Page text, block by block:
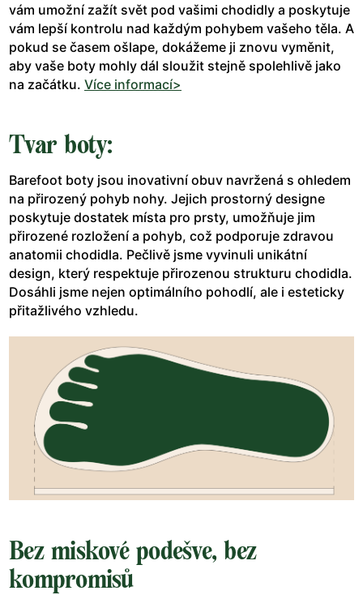
vám umožní zažít svět pod vašimi chodidly a poskytuje
vám lepší kontrolu nad každým pohybem vašeho těla. A
pokud se časem ošlape, dokážeme ji znovu vyměnit,
aby vaše boty mohly dál sloužit stejně spolehlivě jako
na začátku. Více informací>
Tvar boty:
Barefoot boty jsou inovativní obuv navržená s ohledem
na přirozený pohyb nohy. Jejich prostorný designe
poskytuje dostatek místa pro prsty, umožňuje jim
přirozené rozložení a pohyb, což podporuje zdravou
anatomii chodidla. Pečlivě jsme vyvinuli unikátní
design, který respektuje přirozenou strukturu chodidla.
Dosáhli jsme nejen optimálního pohodlí, ale i esteticky
přitažlivého vzhledu.
Bez miskové podešve, bez
kompromisů